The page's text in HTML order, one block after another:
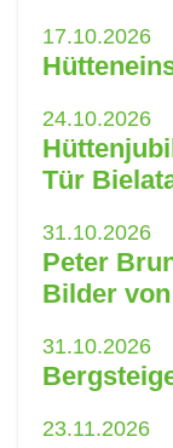
17.10.2026
24.10.2026
Tür
31.10.2026
Peter
Bilder
31.10.2026
23.11.2026